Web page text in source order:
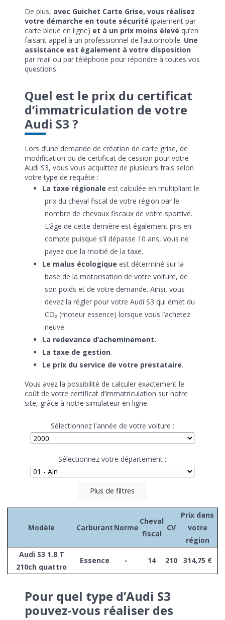
De plus, avec Guichet Carte Grise, vous réalisez
votre démarche en toute sécurité (paiement par
carte bleue en ligne) et à un prix moins élevé qu’en
faisant appel à un professionnel de l’automobile. Une
assistance est également à votre disposition
par mail ou par téléphone pour répondre à toutes vos
questions.
Quel est le prix du certificat
d’immatriculation de votre
Audi S3 ?
Lors d’une demande de création de carte grise, de
modification ou de certificat de cession pour votre
Audi S3, vous vous acquittez de plusieurs frais selon
votre type de requête :
La taxe régionale est calculée en multipliant le
prix du cheval fiscal de votre région par le
nombre de chevaux fiscaux de votre sportive.
L’âge de cette dernière est également pris en
compte puisque s’il dépasse 10 ans, vous ne
payez que la moitié de la taxe.
Le malus écologique est déterminé sur la
base de la motorisation de votre voiture, de
son poids et de votre demande. Ainsi, vous
devez la régler pour votre Audi S3 qui émet du
CO₂ (moteur essence) lorsque vous l’achetez
neuve.
La redevance d’acheminement.
La taxe de gestion.
Le prix du service de votre prestataire.
Vous avez la possibilité de calculer exactement le
coût de votre certificat d’immatriculation sur notre
site, grâce à notre simulateur en ligne.
Sélectionnez l'année de votre voiture :
Sélectionnez votre département :
Plus de filtres
Modèle Carburant Norme
Cheval
fiscal
CV
Prix dans
votre
région
Audi S3 1.8 T
210ch quattro
Essence - 14 210 314,75 €
Pour quel type d’Audi S3
pouvez-vous réaliser des